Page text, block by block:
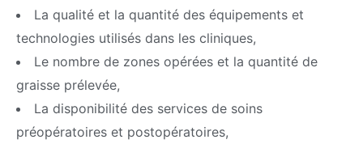
La qualité et la quantité des équipements et
technologies utilisés dans les cliniques,
Le nombre de zones opérées et la quantité de
graisse prélevée,
La disponibilité des services de soins
préopératoires et postopératoires,